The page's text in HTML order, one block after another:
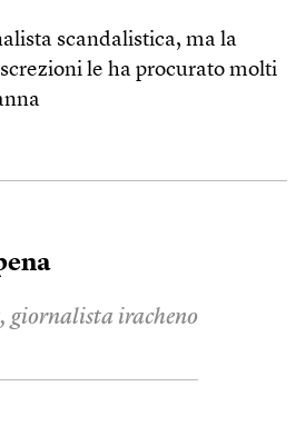
scandalistica, ma la
le ha procurato molti
, giornalista iracheno